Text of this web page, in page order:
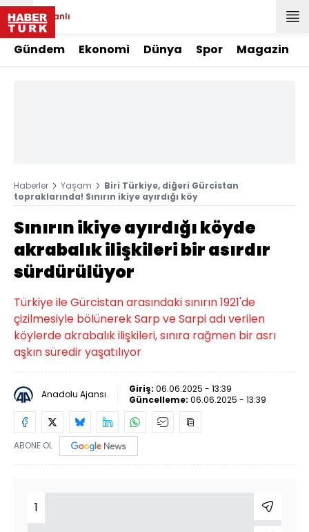
Canlı
Gündem Ekonomi Dünya Spor Magazin
Haberler Yaşam
Biri Türkiye, diğeri Gürcistan
topraklarında! Sınırın ikiye ayırdığı köy
Sınırın ikiye ayırdığı köyde
akrabalık ilişkileri bir asırdır
sürdürülüyor
Türkiye ile Gürcistan arasındaki sınırın 1921'de
çizilmesiyle bölünerek Sarp ve Sarpi adı verilen
köylerde akrabalık ilişkileri, sınıra rağmen bir asrı
aşkın süredir yaşatılıyor
Anadolu Ajansı Giriş: 06.06.2025 - 13:39
Güncelleme: 06.06.2025 - 13:39
ABONE OL
1